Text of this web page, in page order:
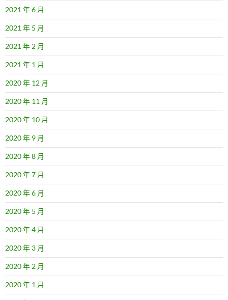
2021 年 6 月
2021 年 5 月
2021 年 2 月
2021 年 1 月
2020 年 12 月
2020 年 11 月
2020 年 10 月
2020 年 9 月
2020 年 8 月
2020 年 7 月
2020 年 6 月
2020 年 5 月
2020 年 4 月
2020 年 3 月
2020 年 2 月
2020 年 1 月